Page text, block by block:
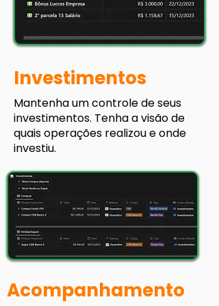
Investimentos
Mantenha um controle de seus
investimentos. Tenha a visão de
quais operações realizou e onde
investiu.
Acompanhamento